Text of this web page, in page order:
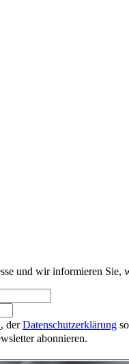
und wir informieren Sie,
, derDatenschutzerklärung
abonnieren.